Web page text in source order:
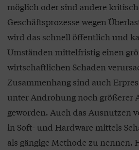
möglich oder sind andere
Geschäftsprozesse wegen
wird das schnell öffentlich und
Umständen mittelfristig einen
wirtschaftlichen Schaden
Zusammenhang sind auch
unter Androhung noch größerer
geworden. Auch das Ausnutzen
in Soft- und Hardware mittels
als gängige Methode zu nennen.